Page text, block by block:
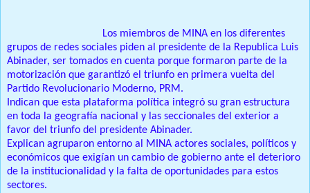
Los miembros de MINA en los diferentes
grupos de redes sociales piden al presidente de la Republica Luis
Abinader, ser tomados en cuenta porque formaron parte de la
motorización que garantizó el triunfo en primera vuelta del
Partido Revolucionario Moderno, PRM.
Indican que esta plataforma política integró su gran estructura
en toda la geografía nacional y las seccionales del exterior a
favor del triunfo del presidente Abinader.
Explican agruparon entorno al MINA actores sociales, políticos y
económicos que exigían un cambio de gobierno ante el deterioro
de la institucionalidad y la falta de oportunidades para estos
sectores.